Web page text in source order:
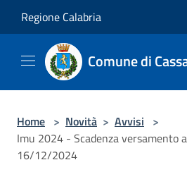
Regione Calabria
Comune di
Home > Novità > Avvisi >
Imu 2024 - Scadenza versamento
16/12/2024